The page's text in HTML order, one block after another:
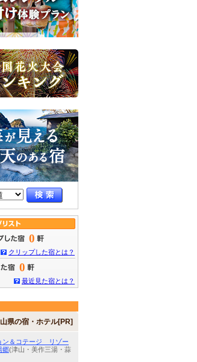
県の宿・ホテル[PR]
ン＆コテージ リゾー
郷(津山・美作三湯・蒜